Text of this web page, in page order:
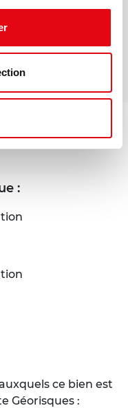
:
ce bien est
Géorisques :